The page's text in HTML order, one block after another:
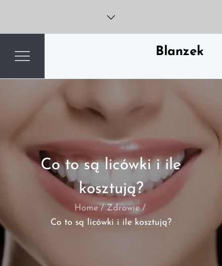
content
Blanzek
Co to są licówki i ile
kosztują?
Home
Zdrowie
Co to są licówki i ile kosztują?